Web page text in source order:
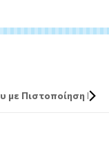
Πιστοποίηση DIN